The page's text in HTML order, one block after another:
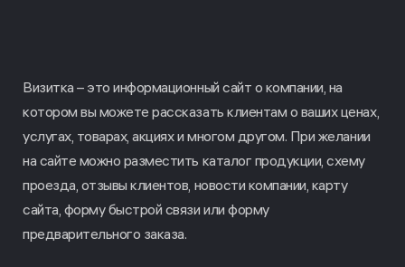
Bизитка – это информационный сайт о компании, на
котором вы можете рассказать клиентам о ваших ценах,
услугах, товарах, акциях и многом другом. При желании
на сайте можно разместить каталог продукции, схему
проезда, отзывы клиентов, новости компании, карту
сайта, форму быстрой связи или форму
предварительного заказа.